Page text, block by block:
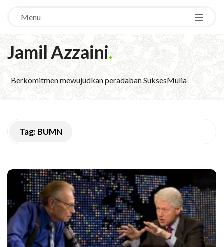
Menu
Jamil Azzaini.
Berkomitmen mewujudkan peradaban SuksesMulia
Tag:BUMN